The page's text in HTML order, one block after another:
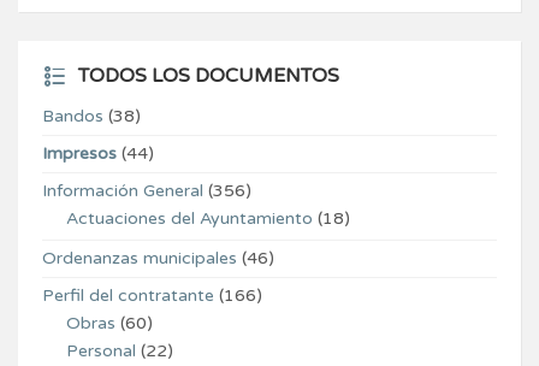
TODOS LOS DOCUMENTOS
Bandos (38)
Impresos (44)
Información General (356)
Actuaciones del Ayuntamiento (18)
Ordenanzas municipales (46)
Perfil del contratante (166)
Obras (60)
Personal (22)